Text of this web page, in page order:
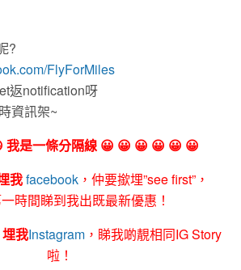
?
FlyForMiles
返notification呀
資訊架~
我是一條分隔線 😀 😀 😀 😀 😀 😀
我facebook ，仲要撳埋”see first”，
時間睇到我出既最新優惠！
我Instagram ，睇我啲靚相同IG Story
啦！